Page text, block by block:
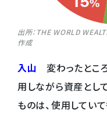
出所：THE WORLD
作成
入山 変わったとこ
用しながら資産とし
ものは、使用してい